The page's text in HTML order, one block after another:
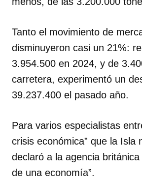
Tanto el movimiento de
disminuyeron casi un 21%:
3.954.500 en 2024, y de
carretera, experimentó un
39.237.400 el pasado año.
Para varios especialistas
crisis económica” que la Isla
declaró a la agencia
de una economía”.